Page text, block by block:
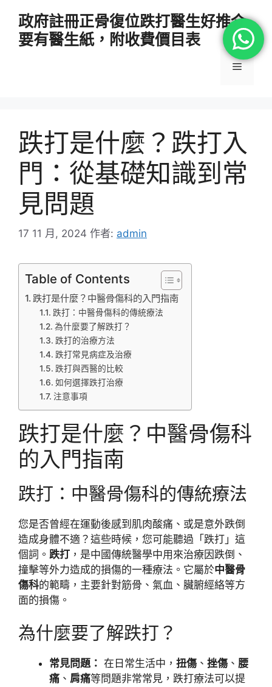
政府註冊正骨復位跌打醫生好推介
要有醫生紙，附收費價目表
選
跌打是什麼？跌打入
門：從基礎知識到常
見問題
17 11 月, 2024 作者: admin
Table of Contents
跌打是什麼？中醫骨傷科的入門指南
跌打：中醫骨傷科的傳統療法
為什麼要了解跌打？
跌打的治療方法
跌打常見病症及治療
跌打與西醫的比較
如何選擇跌打治療
注意事項
跌打是什麼？中醫骨傷科
的入門指南
跌打：中醫骨傷科的傳統療法
您是否曾經在運動後感到肌肉酸痛、或是意外跌倒
造成身體不適？這些時候，您可能聽過「跌打」這
個詞。 跌打 ，是中國傳統醫學中用來治療因跌倒、
撞擊等外力造成的損傷的一種療法。它屬於中醫骨
傷科的範疇，主要針對筋骨、氣血、臟腑經絡等方
面的損傷。
為什麼要了解跌打？
常見問題： 在日常生活中， 扭傷 、 挫傷 、 腰
痛 、 肩痛等問題非常常見，跌打療法可以提